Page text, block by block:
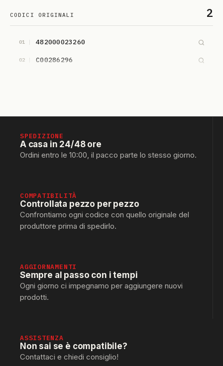
CODICI ORIGINALI 2
01 482000023260
02 C00286296
SPEDIZIONE
A casa in 24/48 ore
Ordini entro le 10:00, il pacco parte lo stesso giorno.
COMPATIBILITÀ
Controllata pezzo per pezzo
Confrontiamo ogni codice con quello originale del
produttore prima di spedirlo.
AGGIORNAMENTI
Sempre al passo con i tempi
Ogni giorno ci impegnamo per aggiungere nuovi
prodotti.
ASSISTENZA
Non sai se è compatibile?
Contattaci e chiedi consiglio!